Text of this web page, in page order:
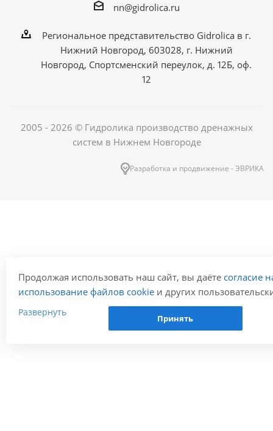
nn@gidrolica.ru
Региональное представительство Gidrolica в г.
Нижний Новгород, 603028, г. Нижний
Новгород, Спортсменский переулок, д. 12Б, оф.
12
2005 - 2026 © Гидролика производство дренажных
систем в Нижнем Новгороде
Разработка и продвижение - ЭВРИКА
Продолжая использовать наш сайт, вы даёте согласие
использование файлов cookieи других пользовательских
данных (включая IP-адрес, сведения о местоположении,
устройстве, действиях на сайте и т. п.) для
Развернуть
Принять